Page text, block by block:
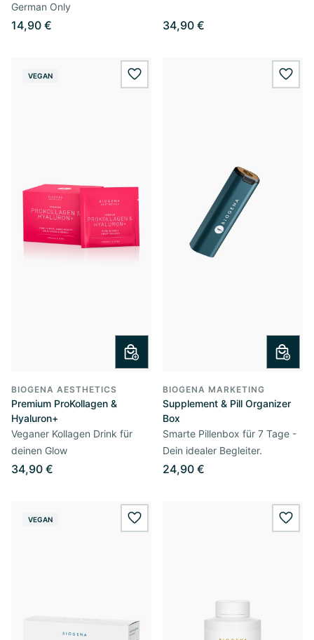
German Only
14,90 € 34,90 €
VEGAN wishlist.add
BIOGENA AESTHETICS
Premium ProKollagen &
Hyaluron+
Veganer Kollagen Drink für
deinen Glow
34,90 €
BIOGENA MARKETING
Supplement & Pill Organizer
Box
Smarte Pillenbox für 7 Tage -
Dein idealer Begleiter.
24,90 €
VEGAN wishlist.add